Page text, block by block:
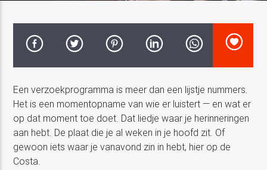
Een verzoekprogramma is meer dan een lijstje nummers.
Het is een momentopname van wie er luistert — en wat er
op dat moment toe doet. Dat liedje waar je herinneringen
aan hebt. De plaat die je al weken in je hoofd zit. Of
gewoon iets waar je vanavond zin in hebt, hier op de
Costa.